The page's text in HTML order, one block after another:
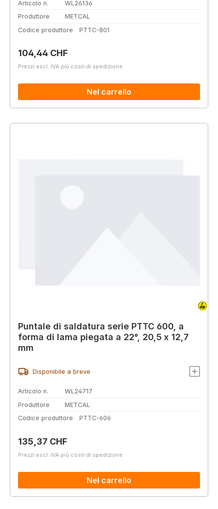
Articolo n.
WL26136
Produttore
METCAL
Codice produttore
PTTC-801
Prezzo normale:
104,44 CHF
Prezzi escl. IVA più costi di spedizione
Nel carrello
Puntale di saldatura serie PTTC 600, a
forma di lama piegata a 22°, 20,5 x 12,7
mm
Disponibile a breve
Articolo n.
WL24717
Produttore
METCAL
Codice produttore
PTTC-606
Prezzo normale:
135,37 CHF
Prezzi escl. IVA più costi di spedizione
Nel carrello